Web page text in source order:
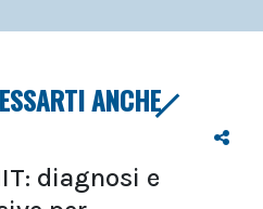
ANCHE
diagnosi e